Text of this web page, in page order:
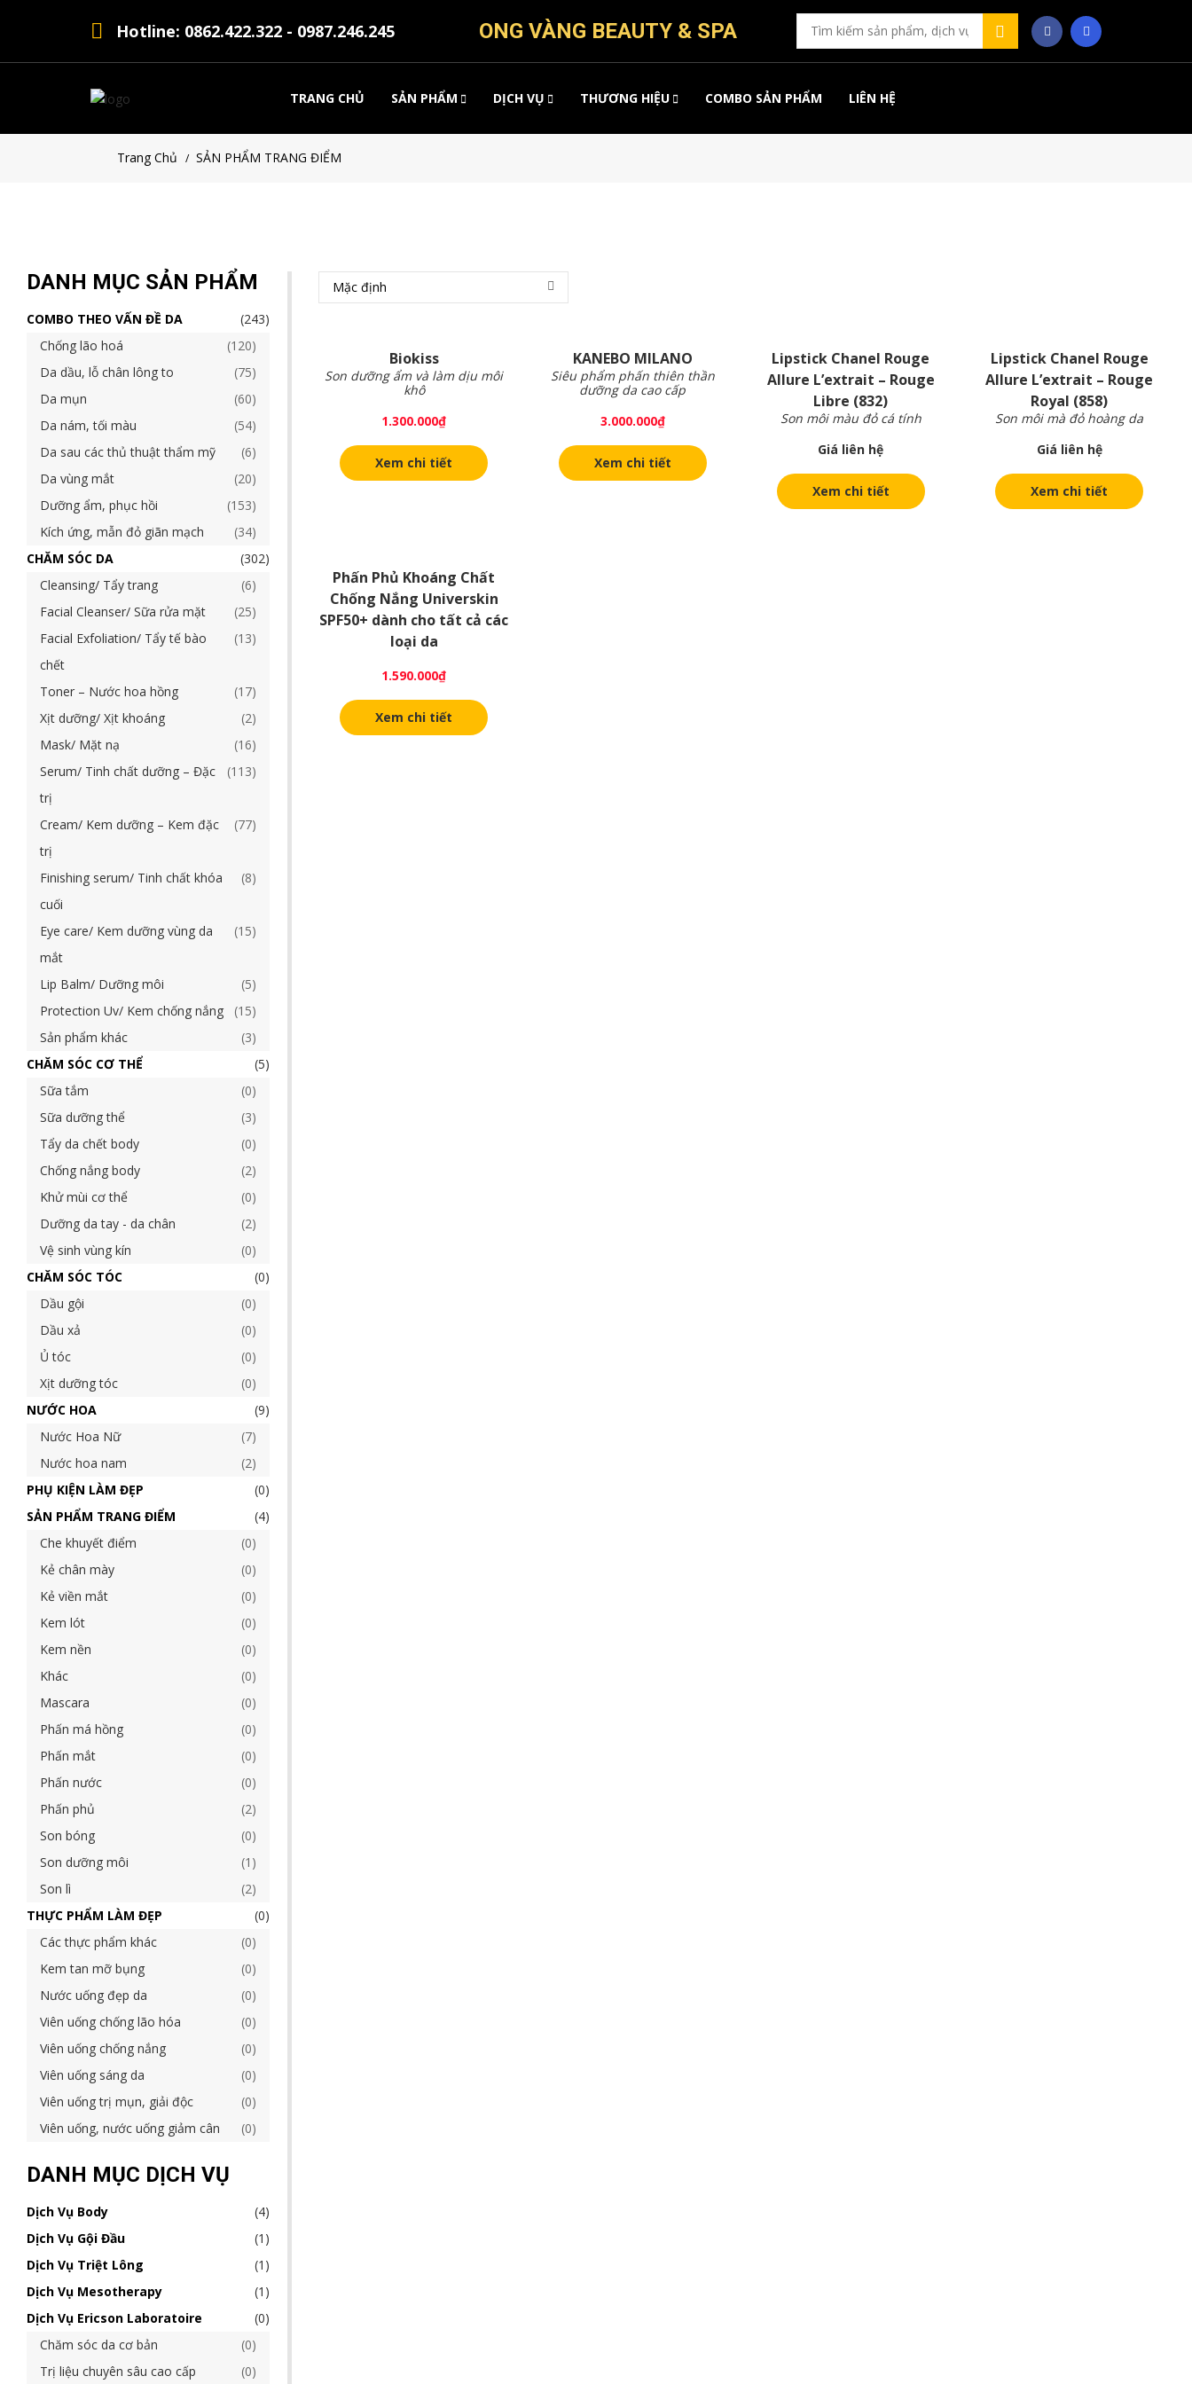
Hotline: 0862.422.322 - 0987.246.245 ONG VÀNG BEAUTY & SPA
TRANG CHỦ SẢN PHẨM DỊCH VỤ THƯƠNG HIỆU COMBO SẢN PHẨM LIÊN HỆ
Trang Chủ / SẢN PHẨM TRANG ĐIỂM
DANH MỤC SẢN PHẨM
COMBO THEO VẤN ĐỀ DA
243
Chống lão hoá
120
Da dầu, lỗ chân lông to
75
Da mụn
60
Da nám, tối màu
54
Da sau các thủ thuật thẩm mỹ
6
Da vùng mắt
20
Dưỡng ẩm, phục hồi
153
Kích ứng, mẫn đỏ giãn mạch
34
CHĂM SÓC DA
302
Cleansing/ Tẩy trang
6
Facial Cleanser/ Sữa rửa mặt
25
Facial Exfoliation/ Tẩy tế bào
chết
13
Toner – Nước hoa hồng
17
Xịt dưỡng/ Xịt khoáng
2
Mask/ Mặt nạ
16
Serum/ Tinh chất dưỡng – Đặc
trị
113
Cream/ Kem dưỡng – Kem đặc
trị
77
Finishing serum/ Tinh chất khóa
cuối
8
Eye care/ Kem dưỡng vùng da
mắt
15
Lip Balm/ Dưỡng môi
5
Protection Uv/ Kem chống nắng
15
Sản phẩm khác
3
CHĂM SÓC CƠ THỂ
5
Sữa tắm
0
Sữa dưỡng thể
3
Tẩy da chết body
0
Chống nắng body
2
Khử mùi cơ thể
0
Dưỡng da tay - da chân
2
Vệ sinh vùng kín
0
CHĂM SÓC TÓC
0
Dầu gội
0
Dầu xả
0
Ủ tóc
0
Xịt dưỡng tóc
0
NƯỚC HOA
9
Nước Hoa Nữ
7
Nước hoa nam
2
PHỤ KIỆN LÀM ĐẸP
0
SẢN PHẨM TRANG ĐIỂM
4
Che khuyết điểm
0
Kẻ chân mày
0
Kẻ viền mắt
0
Kem lót
0
Kem nền
0
Khác
0
Mascara
0
Phấn má hồng
0
Phấn mắt
0
Phấn nước
0
Phấn phủ
2
Son bóng
0
Son dưỡng môi
1
Son lì
2
THỰC PHẨM LÀM ĐẸP
0
Các thực phẩm khác
0
Kem tan mỡ bụng
0
Nước uống đẹp da
0
Viên uống chống lão hóa
0
Viên uống chống nắng
0
Viên uống sáng da
0
Viên uống trị mụn, giải độc
0
Viên uống, nước uống giảm cân
0
DANH MỤC DỊCH VỤ
Dịch Vụ Body
4
Dịch Vụ Gội Đầu
1
Dịch Vụ Triệt Lông
1
Dịch Vụ Mesotherapy
1
Dịch Vụ Ericson Laboratoire
0
Chăm sóc da cơ bản
0
Trị liệu chuyên sâu cao cấp
0
Mặc định
Biokiss
Son dưỡng ẩm và làm dịu môi
khô
1.300.000₫
Xem chi tiết
KANEBO MILANO
Siêu phẩm phấn thiên thần
dưỡng da cao cấp
3.000.000₫
Xem chi tiết
Lipstick Chanel Rouge
Allure L’extrait – Rouge
Libre (832)
Son môi màu đỏ cá tính
Giá liên hệ
Xem chi tiết
Lipstick Chanel Rouge
Allure L’extrait – Rouge
Royal (858)
Son môi mà đỏ hoàng da
Giá liên hệ
Xem chi tiết
Phấn Phủ Khoáng Chất
Chống Nắng Universkin
SPF50+ dành cho tất cả các
loại da
1.590.000₫
Xem chi tiết